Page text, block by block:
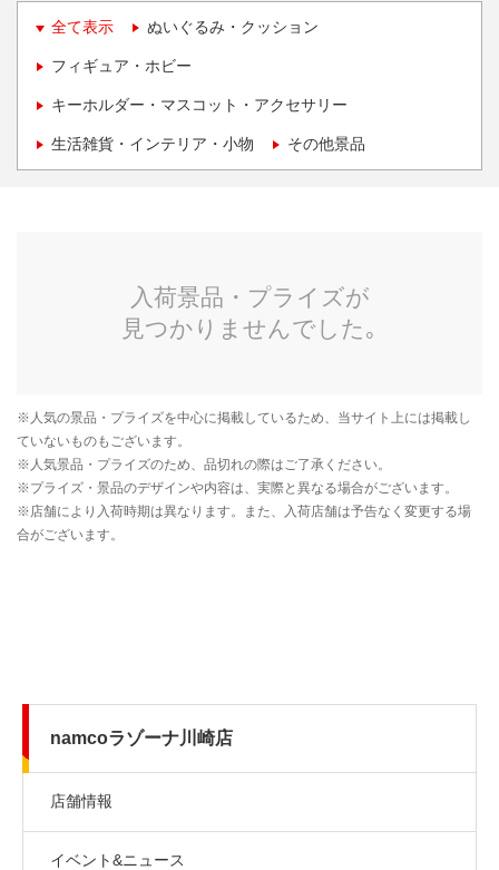
全て表示 ぬいぐるみ・クッション
フィギュア・ホビー
キーホルダー・マスコット・アクセサリー
生活雑貨・インテリア・小物 その他景品
namcoラゾーナ川崎店
店舗情報
イベント&ニュース